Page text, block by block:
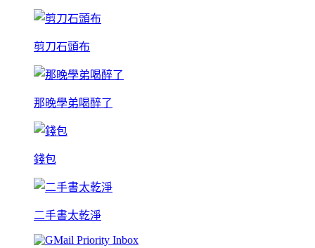
剪刀石頭布
那晚學弟喝醉了
錢包
二手書太乾淨